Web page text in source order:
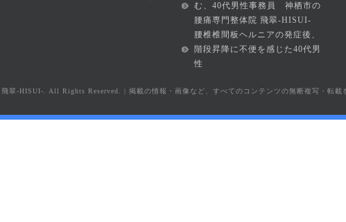
む、40代男性事務員 神栖市の
腰痛専門整体院 飛翠-HISUI-
腰椎椎間板ヘルニアの発症後、
階段昇降に不便を感じた40代男
性
翠-HISUI-. All Rights Reserved. | 掲載の情報・画像など、すべてのコンテンツの無断複写・転載